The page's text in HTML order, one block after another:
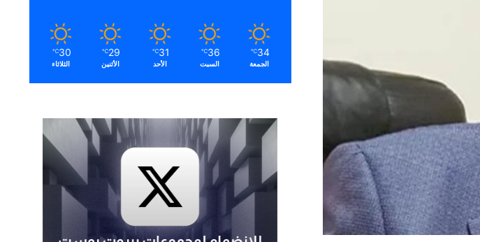
34
℃
الجمعة
36
℃
السبت
31
℃
الأحد
29
℃
الأثنين
30
℃
الثلاثاء